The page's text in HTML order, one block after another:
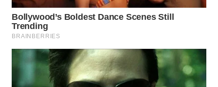
WN
TAPANULI
TANJUNG